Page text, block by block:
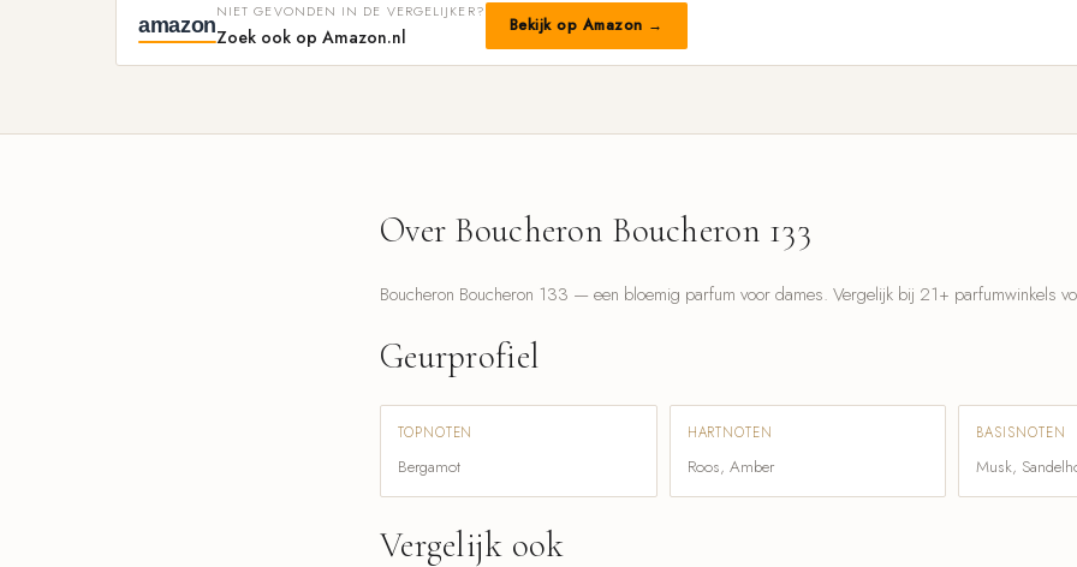
amazon
NIET GEVONDEN IN DE VERGELIJKER?
Zoek ook op Amazon.nl Bekijk op Amazon →
Over Boucheron Boucheron 133
Boucheron Boucheron 133 — een bloemig parfum voor dames. Vergelijk bij 21+ parfumwinkels
Geurprofiel
TOPNOTEN
Bergamot
HARTNOTEN
Roos, Amber
BASISNOTEN
Musk,
Vergelijk ook